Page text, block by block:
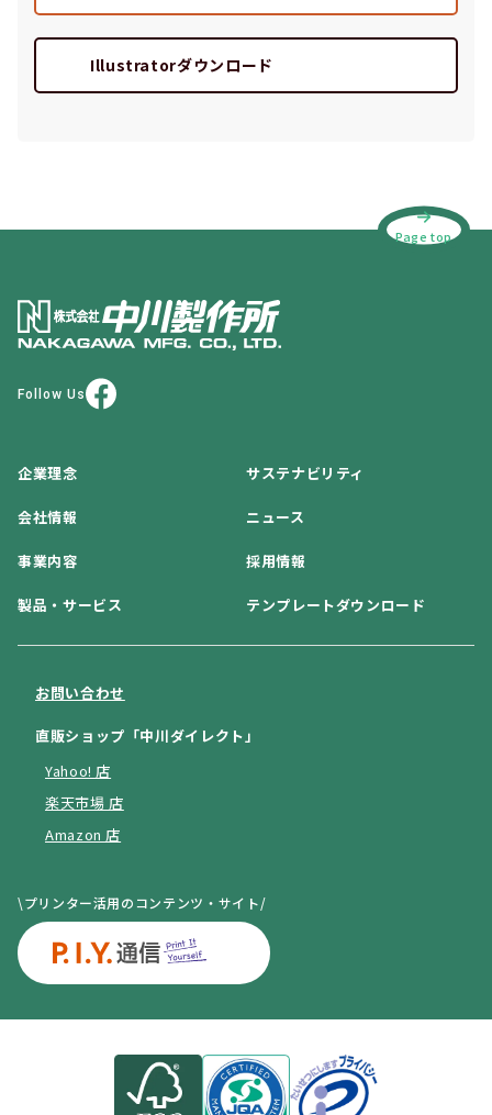
Illustratorダウンロード
Page top
Follow Us
企業理念 サステナビリティ
会社情報 ニュース
事業内容 採用情報
製品・サービス テンプレートダウンロード
お問い合わせ
直販ショップ「中川ダイレクト」
Yahoo! 店
楽天市場 店
Amazon 店
\プリンター活用のコンテンツ・サイト/